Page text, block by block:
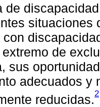
de
situaciones
con
de
sus
adecuados y
reducidas.2